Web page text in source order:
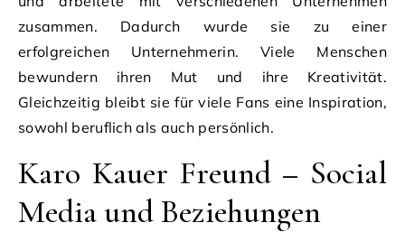
zusammen. Dadurch wurde sie zu einer
erfolgreichen Unternehmerin. Viele Menschen
bewundern ihren Mut und ihre Kreativität.
Gleichzeitig bleibt sie für viele Fans eine Inspiration,
sowohl beruflich als auch persönlich.
Karo Kauer Freund – Social
Media und Beziehungen